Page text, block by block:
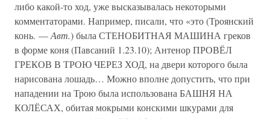
либо какой-то ход, уже высказывалась некоторыми
комментаторами. Например, писали, что «это (Троянский
конь. —Авт.) была СТЕНОБИТНАЯ МАШИНА греков
в форме коня (Павсаний 1.23.10); Антенор ПРОВЁЛ
ГРЕКОВ В ТРОЮ ЧЕРЕЗ ХОД, на двери которого была
нарисована лошадь… Можно вполне допустить, что при
нападении на Трою была использована БАШНЯ НА
КОЛЁСАХ, обитая мокрыми конскими шкурами для